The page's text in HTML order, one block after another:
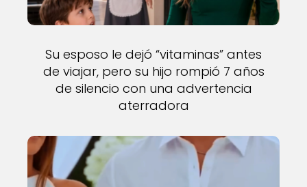
Su esposo le dejó “vitaminas” antes
de viajar, pero su hijo rompió 7 años
de silencio con una advertencia
aterradora